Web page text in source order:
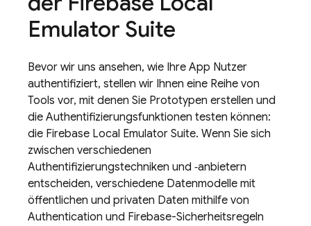
Emulator Suite
Bevor wir uns ansehen, wie Ihre App Nutzer
authentifiziert, stellen wir Ihnen eine Reihe von
Tools vor, mit denen Sie Prototypen erstellen und
die Authentifizierungsfunktionen testen können:
die Firebase Local Emulator Suite. Wenn Sie sich
zwischen verschiedenen
Authentifizierungstechniken und ‑anbietern
entscheiden, verschiedene Datenmodelle mit
öffentlichen und privaten Daten mithilfe von
Authentication und Firebase-Sicherheitsregeln